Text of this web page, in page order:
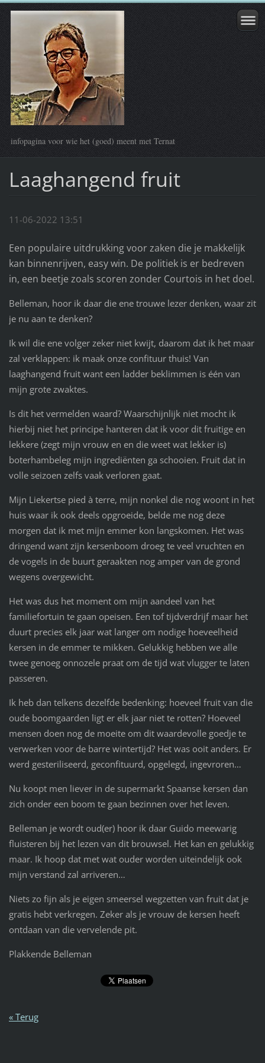
infopagina voor wie het (goed) meent met Ternat
Laaghangend fruit
11-06-2022 13:51
Een populaire uitdrukking voor zaken die je makkelijk
kan binnenrijven, easy win. De politiek is er bedreven
in, een beetje zoals scoren zonder Courtois in het doel.
Belleman, hoor ik daar die ene trouwe lezer denken, waar zit
je nu aan te denken?
Ik wil die ene volger zeker niet kwijt, daarom dat ik het maar
zal verklappen: ik maak onze confituur thuis! Van
laaghangend fruit want een ladder beklimmen is één van
mijn grote zwaktes.
Is dit het vermelden waard? Waarschijnlijk niet mocht ik
hierbij niet het principe hanteren dat ik voor dit fruitige en
lekkere (zegt mijn vrouw en en die weet wat lekker is)
boterhambeleg mijn ingrediënten ga schooien. Fruit dat in
volle seizoen zelfs vaak verloren gaat.
Mijn Liekertse pied à terre, mijn nonkel die nog woont in het
huis waar ik ook deels opgroeide, belde me nog deze
morgen dat ik met mijn emmer kon langskomen. Het was
dringend want zijn kersenboom droeg te veel vruchten en
de vogels in de buurt geraakten nog amper van de grond
wegens overgewicht.
Het was dus het moment om mijn aandeel van het
familiefortuin te gaan opeisen. Een tof tijdverdrijf maar het
duurt precies elk jaar wat langer om nodige hoeveelheid
kersen in de emmer te mikken. Gelukkig hebben we alle
twee genoeg onnozele praat om de tijd wat vlugger te laten
passeren.
Ik heb dan telkens dezelfde bedenking: hoeveel fruit van die
oude boomgaarden ligt er elk jaar niet te rotten? Hoeveel
mensen doen nog de moeite om dit waardevolle goedje te
verwerken voor de barre wintertijd? Het was ooit anders. Er
werd gesteriliseerd, geconfituurd, opgelegd, ingevroren…
Nu koopt men liever in de supermarkt Spaanse kersen dan
zich onder een boom te gaan bezinnen over het leven.
Belleman je wordt oud(er) hoor ik daar Guido meewarig
fluisteren bij het lezen van dit brouwsel. Het kan en gelukkig
maar. Ik hoop dat met wat ouder worden uiteindelijk ook
mijn verstand zal arriveren…
Niets zo fijn als je eigen smeersel wegzetten van fruit dat je
gratis hebt verkregen. Zeker als je vrouw de kersen heeft
ontdaan van die vervelende pit.
Plakkende Belleman
« Terug